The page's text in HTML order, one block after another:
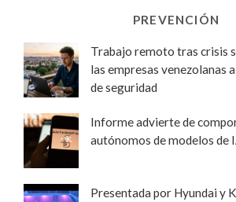
PREVENCIÓN
Trabajo remoto tras crisis
las empresas venezolanas
de seguridad
Informe advierte de
autónomos de modelos de
Presentada por Hyundai y